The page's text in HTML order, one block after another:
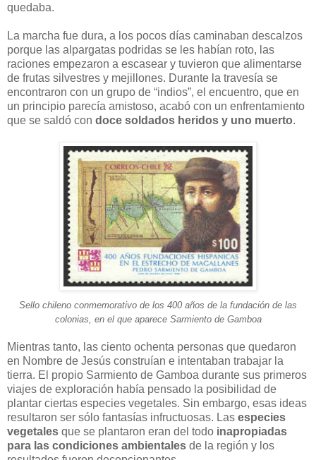
quedaba.
La marcha fue dura, a los pocos días caminaban descalzos
porque las alpargatas podridas se les habían roto, las
raciones empezaron a escasear y tuvieron que alimentarse
de frutas silvestres y mejillones. Durante la travesía se
encontraron con un grupo de “indios”, el encuentro, que en
un principio parecía amistoso, acabó con un enfrentamiento
que se saldó con doce soldados heridos y uno muerto.
Sello chileno conmemorativo de los 400 años de la fundación de las
colonias, en el que aparece Sarmiento de Gamboa
Mientras tanto, las ciento ochenta personas que quedaron
en Nombre de Jesús construían e intentaban trabajar la
tierra. El propio Sarmiento de Gamboa durante sus primeros
viajes de exploración había pensado la posibilidad de
plantar ciertas especies vegetales. Sin embargo, esas ideas
resultaron ser sólo fantasías infructuosas. Las especies
vegetales que se plantaron eran del todo inapropiadas
para las condiciones ambientales de la región y los